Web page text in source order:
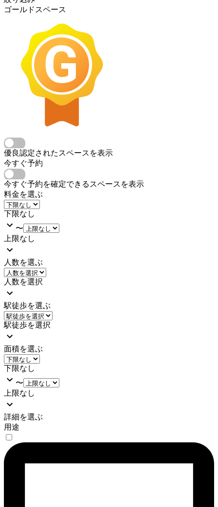
ゴールドスペース
優良認定されたスペースを表示
今すぐ予約
今すぐ予約を確定できるスペースを表示
料金を選ぶ
下限なし
〜
上限なし
人数を選ぶ
人数を選択
駅徒歩を選ぶ
駅徒歩を選択
面積を選ぶ
下限なし
〜
上限なし
詳細を選ぶ
用途